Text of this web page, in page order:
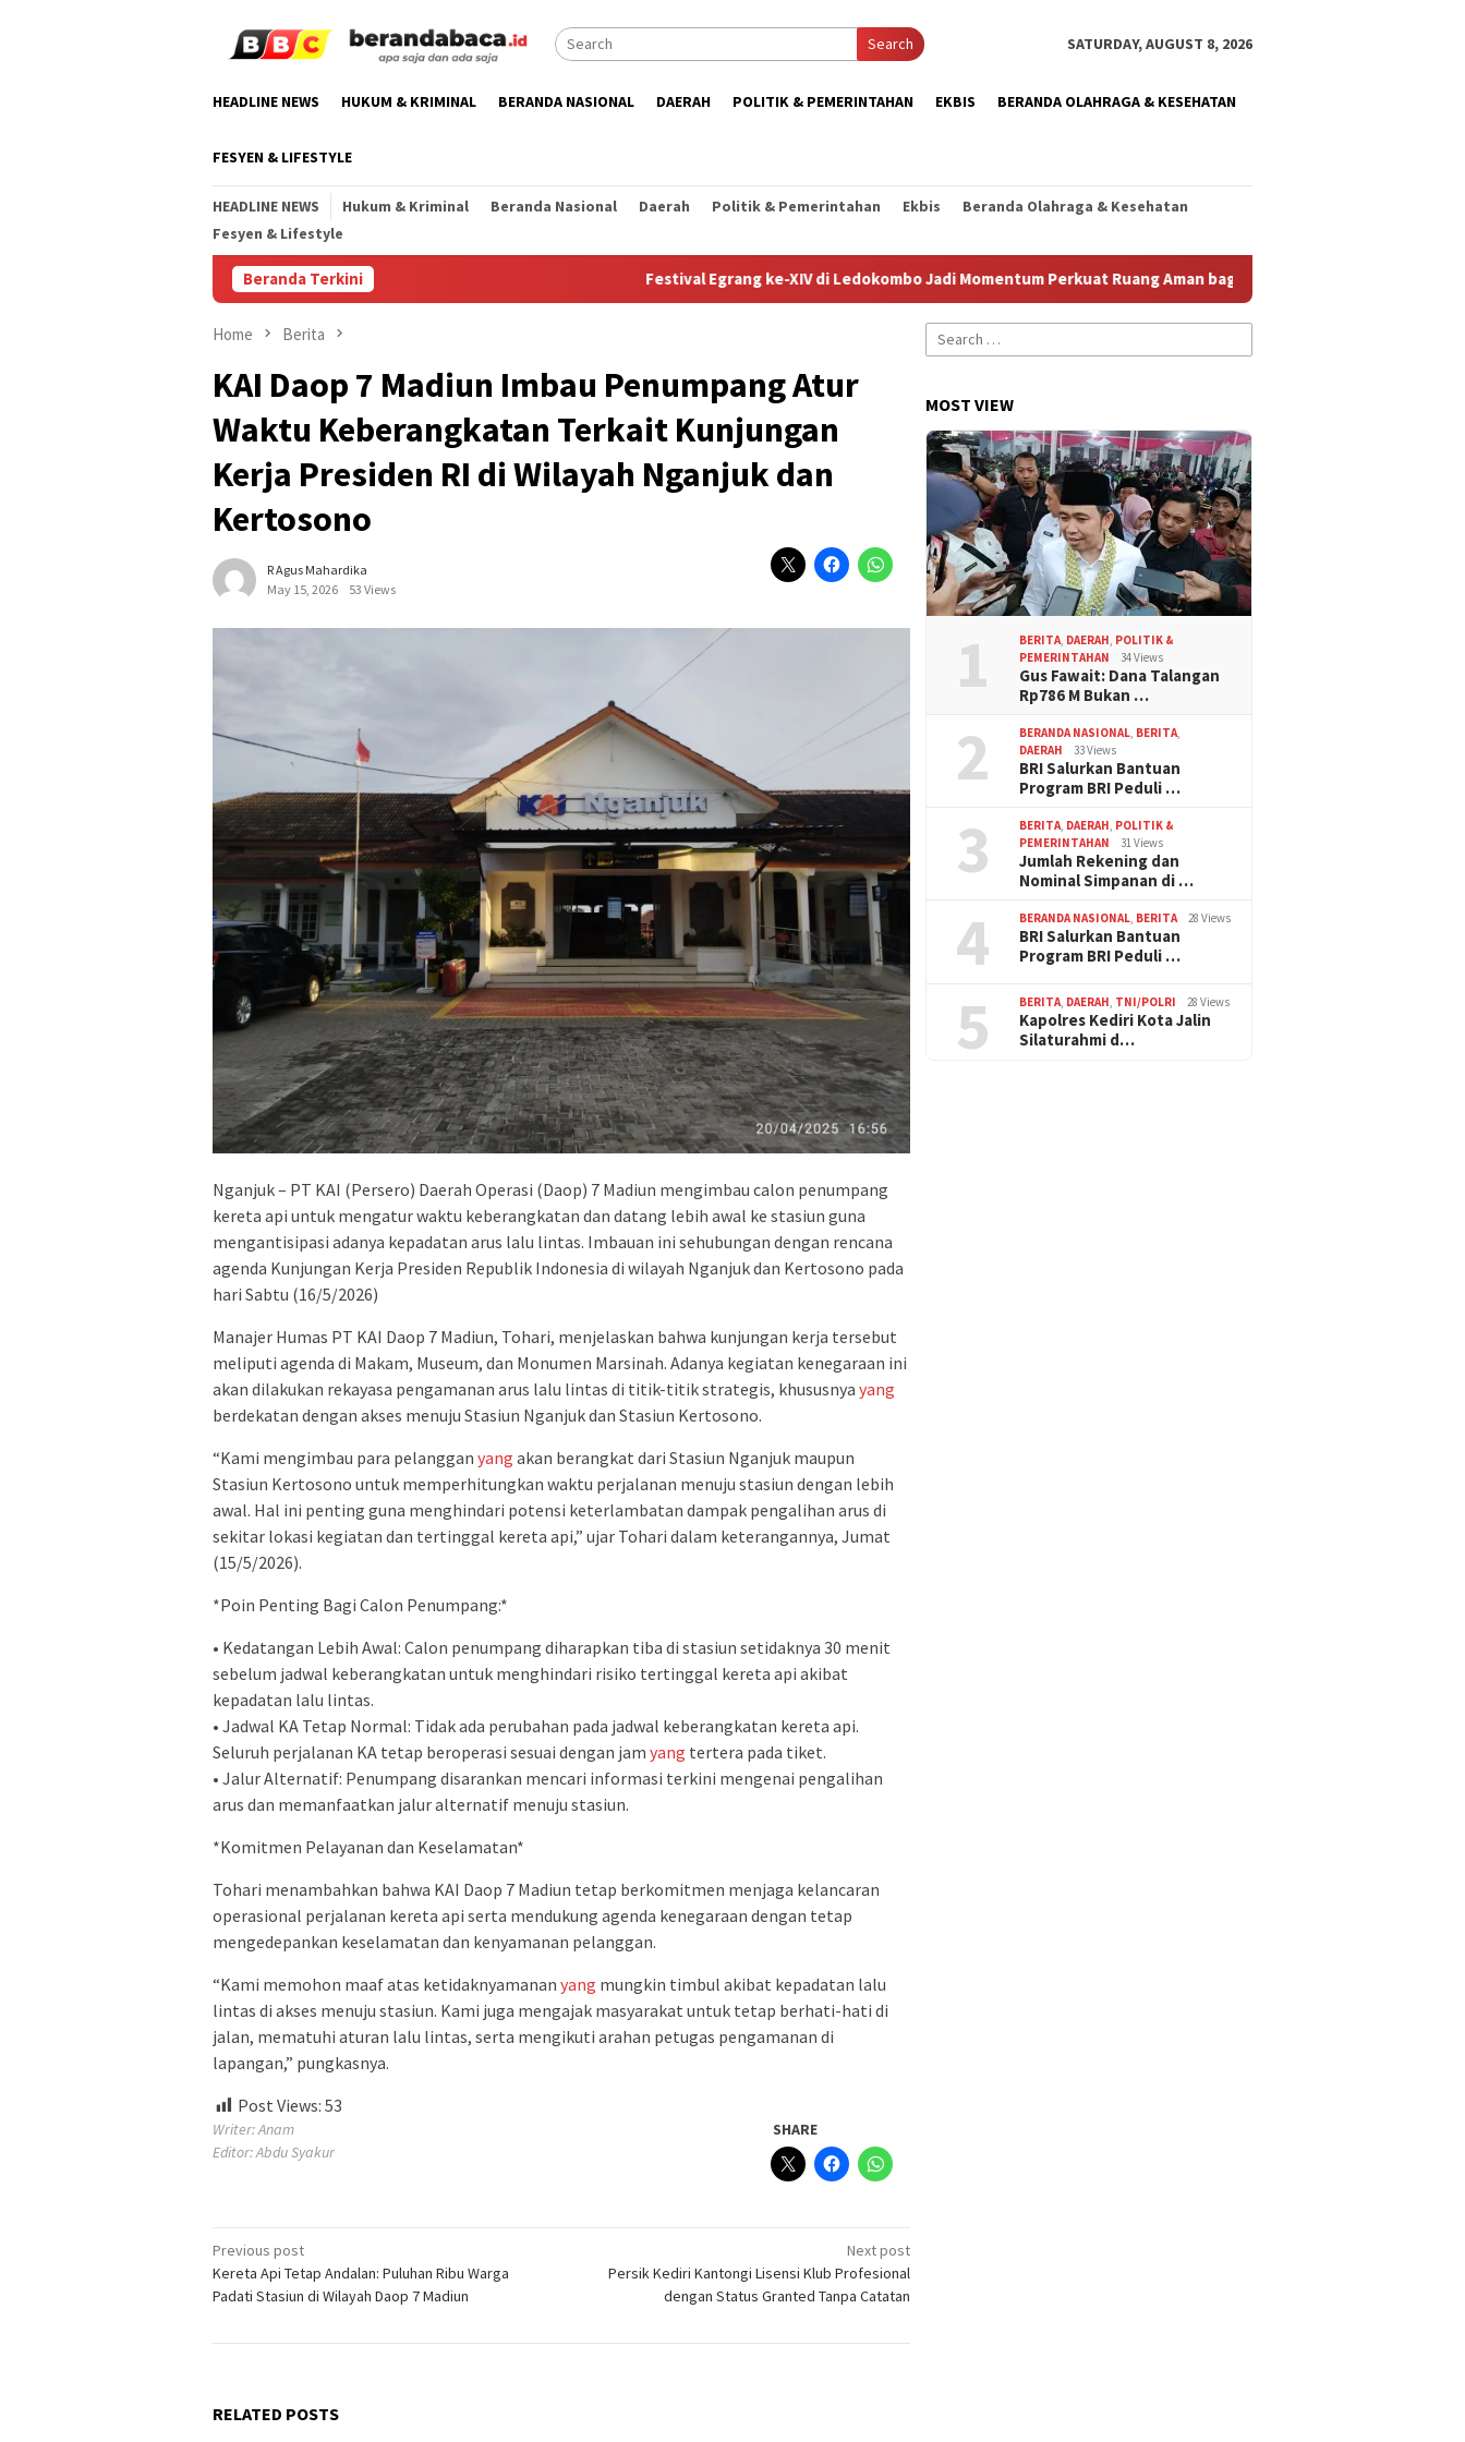
Search SATURDAY, AUGUST 8, 2026
HEADLINE NEWS HUKUM & KRIMINAL BERANDA NASIONAL DAERAH POLITIK & PEMERINTAHAN EKBIS BERANDA OLAHRAGA & KESEHATAN
FESYEN & LIFESTYLE
HEADLINE NEWS Hukum & Kriminal Beranda Nasional Daerah Politik & Pemerintahan Ekbis
Beranda Olahraga & Kesehatan
Fesyen & Lifestyle
Beranda Terkini Festival Egrang ke-XIV di Ledokombo Jadi Momentum Perkuat Ruang Aman bagi Anak
Home Berita
KAI Daop 7 Madiun Imbau Penumpang Atur
Waktu Keberangkatan Terkait Kunjungan
Kerja Presiden RI di Wilayah Nganjuk dan
Kertosono
R Agus Mahardika
May 15, 2026
53 Views
Nganjuk – PT KAI (Persero) Daerah Operasi (Daop) 7 Madiun mengimbau calon penumpang
kereta api untuk mengatur waktu keberangkatan dan datang lebih awal ke stasiun guna
mengantisipasi adanya kepadatan arus lalu lintas. Imbauan ini sehubungan dengan rencana
agenda Kunjungan Kerja Presiden Republik Indonesia di wilayah Nganjuk dan Kertosono pada
hari Sabtu (16/5/2026)
Manajer Humas PT KAI Daop 7 Madiun, Tohari, menjelaskan bahwa kunjungan kerja tersebut
meliputi agenda di Makam, Museum, dan Monumen Marsinah. Adanya kegiatan kenegaraan ini
akan dilakukan rekayasa pengamanan arus lalu lintas di titik-titik strategis, khususnya yang
berdekatan dengan akses menuju Stasiun Nganjuk dan Stasiun Kertosono.
“Kami mengimbau para pelanggan yang akan berangkat dari Stasiun Nganjuk maupun
Stasiun Kertosono untuk memperhitungkan waktu perjalanan menuju stasiun dengan lebih
awal. Hal ini penting guna menghindari potensi keterlambatan dampak pengalihan arus di
sekitar lokasi kegiatan dan tertinggal kereta api,” ujar Tohari dalam keterangannya, Jumat
(15/5/2026).
*Poin Penting Bagi Calon Penumpang:*
• Kedatangan Lebih Awal: Calon penumpang diharapkan tiba di stasiun setidaknya 30 menit
sebelum jadwal keberangkatan untuk menghindari risiko tertinggal kereta api akibat
kepadatan lalu lintas.
• Jadwal KA Tetap Normal: Tidak ada perubahan pada jadwal keberangkatan kereta api.
Seluruh perjalanan KA tetap beroperasi sesuai dengan jam yang tertera pada tiket.
• Jalur Alternatif: Penumpang disarankan mencari informasi terkini mengenai pengalihan
arus dan memanfaatkan jalur alternatif menuju stasiun.
*Komitmen Pelayanan dan Keselamatan*
Tohari menambahkan bahwa KAI Daop 7 Madiun tetap berkomitmen menjaga kelancaran
operasional perjalanan kereta api serta mendukung agenda kenegaraan dengan tetap
mengedepankan keselamatan dan kenyamanan pelanggan.
“Kami memohon maaf atas ketidaknyamanan yang mungkin timbul akibat kepadatan lalu
lintas di akses menuju stasiun. Kami juga mengajak masyarakat untuk tetap berhati-hati di
jalan, mematuhi aturan lalu lintas, serta mengikuti arahan petugas pengamanan di
lapangan,” pungkasnya.
Post Views: 53
Writer: Anam
Editor: Abdu Syakur
SHARE
Post
navigation
Previous post
Kereta Api Tetap Andalan: Puluhan Ribu Warga
Padati Stasiun di Wilayah Daop 7 Madiun
Next post
Persik Kediri Kantongi Lisensi Klub Profesional
dengan Status Granted Tanpa Catatan
RELATED POSTS
Search
for:
MOST VIEW
1 BERITA DAERAH POLITIK &
PEMERINTAHAN
34 Views
Gus Fawait: Dana Talangan
Rp786 M Bukan …
2 BERANDA NASIONAL BERITA
DAERAH
33 Views
BRI Salurkan Bantuan
Program BRI Peduli …
3 BERITA DAERAH POLITIK &
PEMERINTAHAN
31 Views
Jumlah Rekening dan
Nominal Simpanan di …
4 BERANDA NASIONAL BERITA 28 Views
BRI Salurkan Bantuan
Program BRI Peduli …
5 BERITA DAERAH TNI/POLRI 28 Views
Kapolres Kediri Kota Jalin
Silaturahmi d…